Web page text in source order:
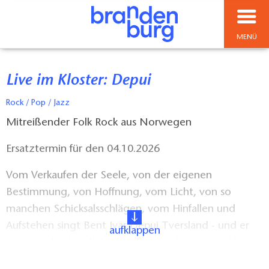
MENÜ
Live im Kloster: Depui
Rock / Pop / Jazz
Mitreißender Folk Rock aus Norwegen
Ersatztermin für den 04.10.2026
Vom Verkaufen der Seele, von der eigenen
Bestimmung, von Hoffnung, vom Licht, von so
manchen Schicksalsschlägen, vom Hinfallen und
Aufstehen singt Bent Ivar Depui Tversland - und er
aufklappen